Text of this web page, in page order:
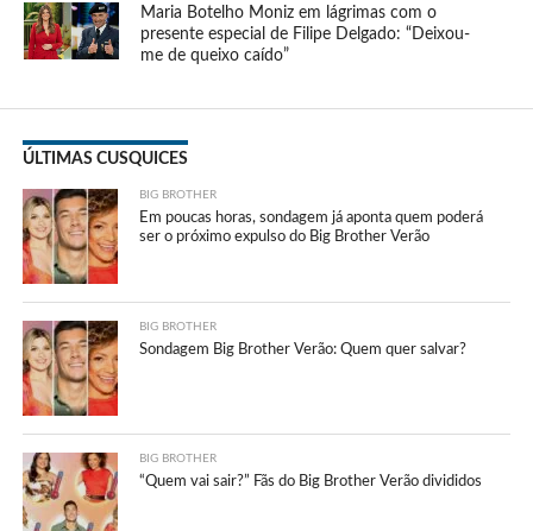
Maria Botelho Moniz em lágrimas com o
presente especial de Filipe Delgado: “Deixou-
me de queixo caído”
ÚLTIMAS CUSQUICES
BIG BROTHER
Em poucas horas, sondagem já aponta quem poderá
ser o próximo expulso do Big Brother Verão
BIG BROTHER
Sondagem Big Brother Verão: Quem quer salvar?
BIG BROTHER
“Quem vai sair?” Fãs do Big Brother Verão divididos